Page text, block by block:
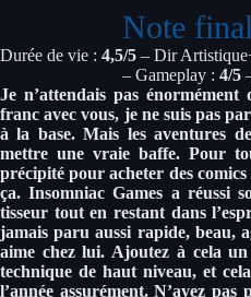
Note
Durée de vie : 4,5/5 – Dir
– Gameplay : 4/5
Je n’attendais pas
franc avec vous, je ne suis pas
à la base. Mais les aventures
mettre une vraie baffe. Pour
précipité pour acheter des
ça. Insomniac Games a réussi
tisseur tout en restant dans
jamais paru aussi rapide, beau,
aime chez lui. Ajoutez à cela
technique de haut niveau, et
l’année assurément. N’ayez